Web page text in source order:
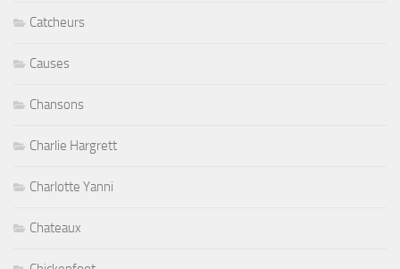
Catcheurs
Causes
Chansons
Charlie Hargrett
Charlotte Yanni
Chateaux